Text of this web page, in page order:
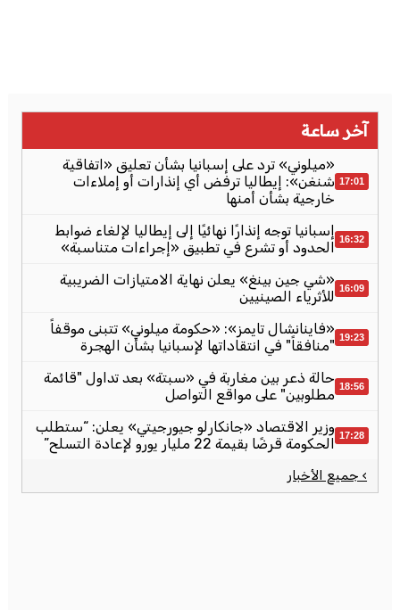
آخر ساعة
17:01
«ميلوني» ترد على إسبانيا بشأن تعليق «اتفاقية
شنغن»: إيطاليا ترفض أي إنذارات أو إملاءات
خارجية بشأن أمنها
16:32 إسبانيا توجه إنذارًا نهائيًا إلى إيطاليا لإلغاء ضوابط
الحدود أو تشرع في تطبيق «إجراءات متناسبة»
16:09 «شي جين بينغ» يعلن نهاية الامتيازات الضريبية
للأثرياء الصينيين
19:23 «فاينانشال تايمز»: «حكومة ميلوني» تتبنى موقفاً
"منافقاً" في انتقاداتها لإسبانيا بشأن الهجرة
18:56 حالة ذعر بين مغاربة في «سبتة» بعد تداول "قائمة
مطلوبين" على مواقع التواصل
17:28 وزير الاقتصاد «جانكارلو جيورجيتي» يعلن: “ستطلب
الحكومة قرضًا بقيمة 22 مليار يورو لإعادة التسلح”
› جميع الأخبار